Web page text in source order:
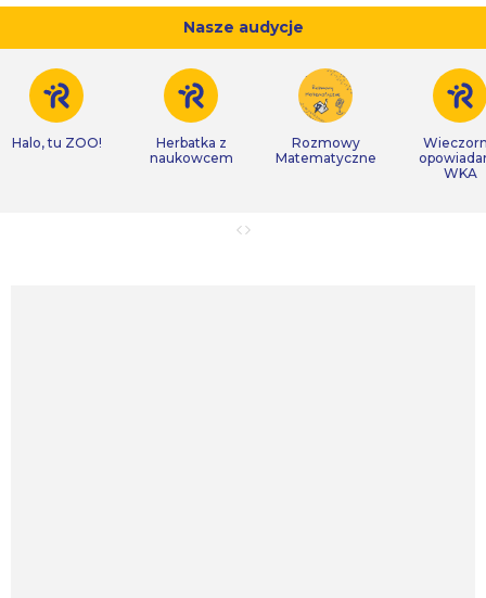
Nasze audycje
Halo, tu ZOO!
Herbatka z
naukowcem
Rozmowy
Matematyczne
WKA